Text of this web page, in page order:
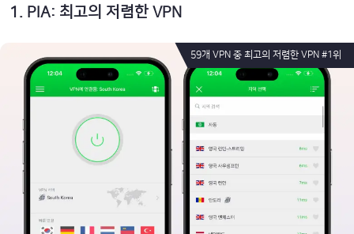
1 . PIA: 최고의 저렴한 VPN
59개 VPN 중 최고의 저렴한 VPN #1위